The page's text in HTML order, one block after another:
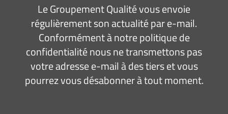
Le Groupement Qualité vous envoie
régulièrement son actualité par e-mail.
Conformément à notre politique de
confidentialité nous ne transmettons pas
votre adresse e-mail à des tiers et vous
pourrez vous désabonner à tout moment.